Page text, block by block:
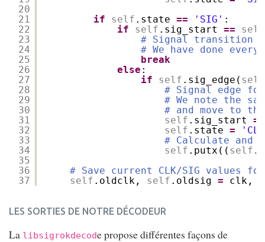
20
21
22
23
24
25
26
27
28
29
30
31
32
33
34
35
36
37
if
self .state == 'SIG' :
if
self .sig_start ==
self
# Signal transition
# We have done
break
else :
if
self .sig_edge( self
# Signal edge
# We note the
# and move to
self .sig_start =
self .state =
# Calculate and
self .putx(( self
# Save current CLK/SIG values
self .oldclk, self .oldsig = clk,
LES SORTIES DE NOTRE DÉCODEUR
La libsigrokdecode propose différentes façons de